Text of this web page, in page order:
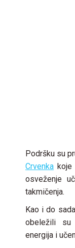
Podršku su
Crvenka koje
osveženje
takmičenja.
Kao i do
obeležili su
energija i